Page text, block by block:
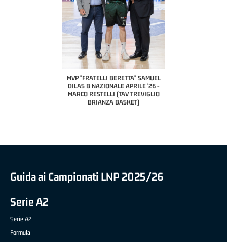
MVP "FRATELLI BERETTA" SAMUEL
DILAS B NAZIONALE APRILE '26 -
MARCO RESTELLI (TAV TREVIGLIO
BRIANZA BASKET)
Guida ai Campionati LNP 2025/26
Serie A2
Serie A2
Formula